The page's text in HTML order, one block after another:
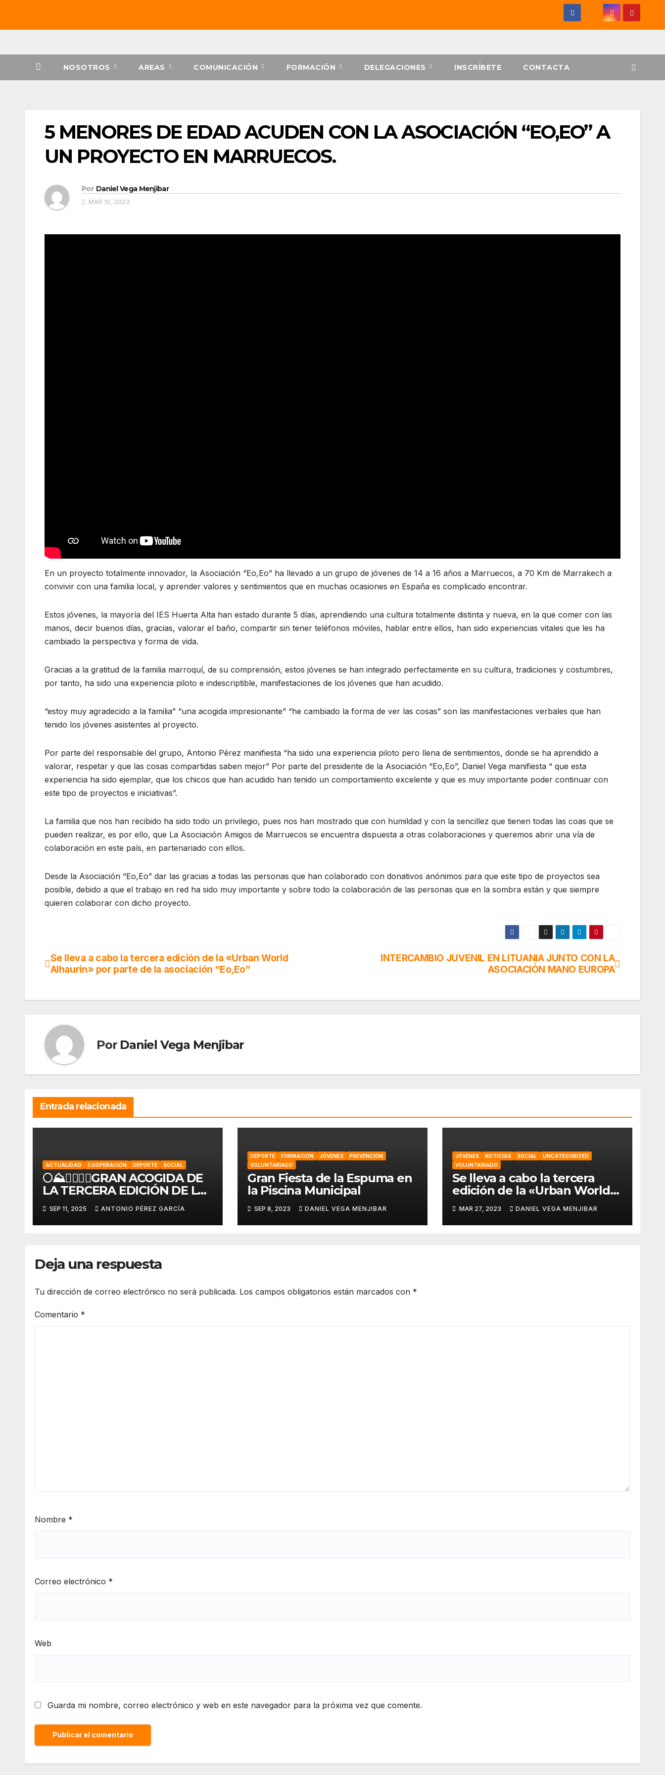
NOSOTROS AREAS COMUNICACIÓN FORMACIÓN DELEGACIONES INSCRÍBETE CONTACTA
5 MENORES DE EDAD ACUDEN CON LA ASOCIACIÓN “EO,EO” A
UN PROYECTO EN MARRUECOS.
Por Daniel Vega Menjibar
MAR 10, 2023
En un proyecto totalmente innovador, la Asociación “Eo,Eo” ha llevado a un grupo de jóvenes de 14 a 16 años a Marruecos, a 70 Km de Marrakech a
convivir con una familia local, y aprender valores y sentimientos que en muchas ocasiones en España es complicado encontrar.
Estos jóvenes, la mayoría del IES Huerta Alta han estado durante 5 días, aprendiendo una cultura totalmente distinta y nueva, en la que comer con las
manos, decir buenos días, gracias, valorar el baño, compartir sin tener teléfonos móviles, hablar entre ellos, han sido experiencias vitales que les ha
cambiado la perspectiva y forma de vida.
Gracias a la gratitud de la familia marroquí, de su comprensión, estos jóvenes se han integrado perfectamente en su cultura, tradiciones y costumbres,
por tanto, ha sido una experiencia piloto e indescriptible, manifestaciones de los jóvenes que han acudido.
“estoy muy agradecido a la familia” “una acogida impresionante” “he cambiado la forma de ver las cosas” son las manifestaciones verbales que han
tenido los jóvenes asistentes al proyecto.
Por parte del responsable del grupo, Antonio Pérez manifiesta “ha sido una experiencia piloto pero llena de sentimientos, donde se ha aprendido a
valorar, respetar y que las cosas compartidas saben mejor” Por parte del presidente de la Asociación “Eo,Eo”, Daniel Vega manifiesta “ que esta
experiencia ha sido ejemplar, que los chicos que han acudido han tenido un comportamiento excelente y que es muy importante poder continuar con
este tipo de proyectos e iniciativas”.
La familia que nos han recibido ha sido todo un privilegio, pues nos han mostrado que con humildad y con la sencillez que tienen todas las coas que se
pueden realizar, es por ello, que La Asociación Amigos de Marruecos se encuentra dispuesta a otras colaboraciones y queremos abrir una vía de
colaboración en este país, en partenariado con ellos.
Desde la Asociación “Eo,Eo” dar las gracias a todas las personas que han colaborado con donativos anónimos para que este tipo de proyectos sea
posible, debido a que el trabajo en red ha sido muy importante y sobre todo la colaboración de las personas que en la sombra están y que siempre
quieren colaborar con dicho proyecto.
Navegación
entradas
INTERCAMBIO JUVENIL EN LITUANIA JUNTO CON LA
ASOCIACIÓN MANO EUROPA
Se lleva a cabo la tercera edición de la «Urban World
Alhaurín» por parte de la asociación “Eo,Eo”
Por Daniel Vega Menjibar
Entrada relacionada
ACTUALIDAD COOPERACIÓN DEPORTE SOCIAL
🌕⛰️🏃‍♀️🏃‍♂️GRAN ACOGIDA DE
LA TERCERA EDICIÓN DE LA
KDD SOLIDARIA «LOQUEO
TRAIL»🏃‍♂️🏃‍♀️⛰️🌕
SEP 11, 2025 ANTONIO PÉREZ GARCÍA
DEPORTE FORMACIÓN JÓVENES
PREVENCIÓN
VOLUNTARIADO
Gran Fiesta de la Espuma en
la Piscina Municipal
SEP 8, 2023 DANIEL VEGA MENJIBAR
JÓVENES NOTICIAS SOCIAL
UNCATEGORIZED
VOLUNTARIADO
Se lleva a cabo la tercera
edición de la «Urban World
Alhaurín» por parte de la
asociación “Eo,Eo”
MAR 27, 2023 DANIEL VEGA MENJIBAR
Deja una respuesta
Tu dirección de correo electrónico no será publicada. Los campos obligatorios están marcados con *
Comentario *
Nombre *
Correo electrónico *
Web
Guarda mi nombre, correo electrónico y web en este navegador para la próxima vez que comente.